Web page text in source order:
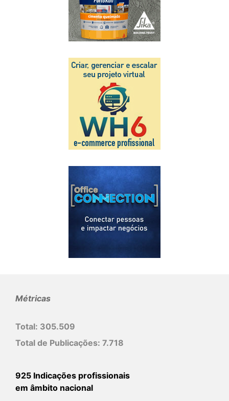
Métricas
Total: 305.509
Total de Publicações: 7.718
925 Indicações profissionais
em âmbito nacional